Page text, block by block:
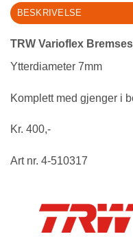
BESKRIVELSE
TRW Varioflex
Ytterdiameter 7mm
Komplett med gjenger i
Kr. 400,-
Art nr. 4-510317